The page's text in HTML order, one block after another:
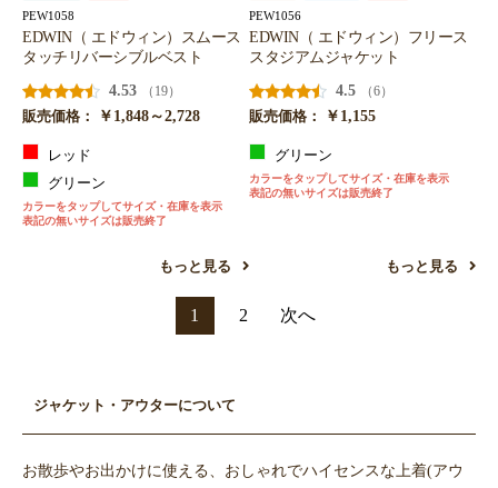
PEW1058
EDWIN（ エドウィン）スムース
タッチリバーシブルベスト
4.53
（19）
販売価格：
￥1,848～2,728
レッド
グリーン
カラーをタップしてサイズ・在庫を表示
表記の無いサイズは販売終了
もっと見る
PEW1056
EDWIN（ エドウィン）フリース
スタジアムジャケット
4.5
（6）
販売価格：
￥1,155
グリーン
カラーをタップしてサイズ・在庫を表示
表記の無いサイズは販売終了
もっと見る
1 2 次へ
ジャケット・アウターについて
お散歩やお出かけに使える、おしゃれでハイセンスな上着(アウ